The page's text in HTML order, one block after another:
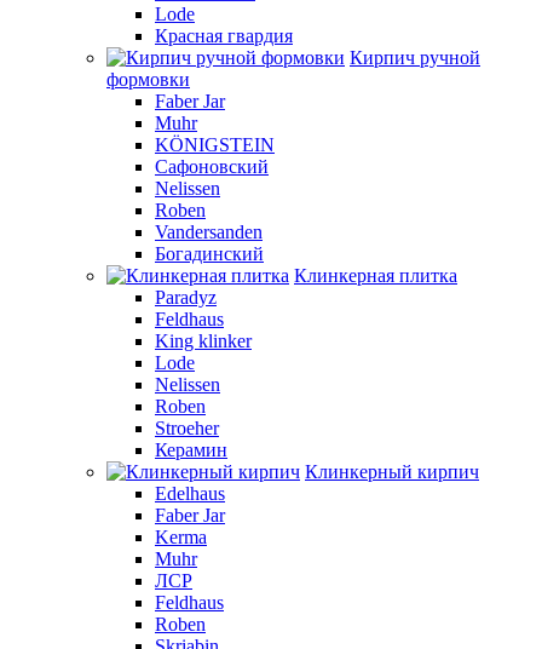
Lode
Красная гвардия
Кирпич ручной
формовки
Faber Jar
Muhr
KÖNIGSTEIN
Сафоновский
Nelissen
Roben
Vandersanden
Богадинский
Клинкерная плитка
Paradyz
Feldhaus
King klinker
Lode
Nelissen
Roben
Stroeher
Керамин
Клинкерный кирпич
Edelhaus
Faber Jar
Kerma
Muhr
ЛСР
Feldhaus
Roben